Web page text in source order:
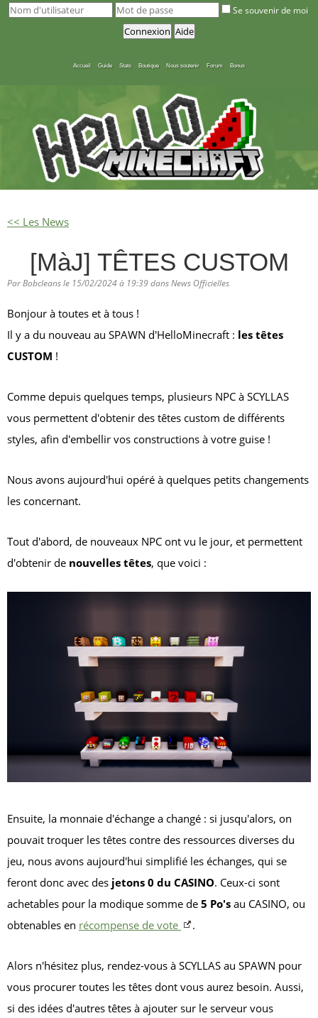
Se souvenir de moi
Accueil Guide Stats Boutique Nous soutenir Forum Bonus
<< Les News
[MàJ] TÊTES CUSTOM
Par Bobcleans le 15/02/2024 à 19:39 dans News Officielles
Bonjour à toutes et à tous !
Il y a du nouveau au SPAWN d'HelloMinecraft : les têtes
CUSTOM !
Comme depuis quelques temps, plusieurs NPC à SCYLLAS
vous permettent d'obtenir des têtes custom de différents
styles, afin d'embellir vos constructions à votre guise !
Nous avons aujourd'hui opéré à quelques petits changements
les concernant.
Tout d'abord, de nouveaux NPC ont vu le jour, et permettent
d'obtenir de nouvelles têtes, que voici :
Ensuite, la monnaie d'échange a changé : si jusqu'alors, on
pouvait troquer les têtes contre des ressources diverses du
jeu, nous avons aujourd'hui simplifié les échanges, qui se
feront donc avec des jetons 0 du CASINO. Ceux-ci sont
achetables pour la modique somme de 5 Po's au CASINO, ou
obtenables en récompense de vote .
Alors n'hésitez plus, rendez-vous à SCYLLAS au SPAWN pour
vous procurer toutes les têtes dont vous aurez besoin. Aussi,
si des idées d'autres têtes à ajouter sur le serveur vous